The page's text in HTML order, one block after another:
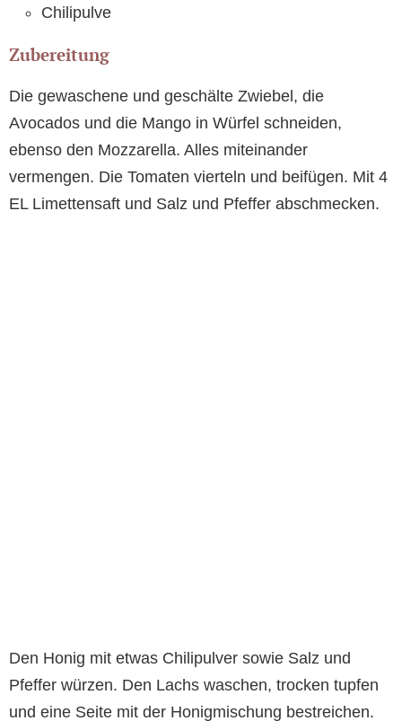
Chilipulve
Zubereitung
Die gewaschene und geschälte Zwiebel, die
Avocados und die Mango in Würfel schneiden,
ebenso den Mozzarella. Alles miteinander
vermengen. Die Tomaten vierteln und beifügen. Mit 4
EL Limettensaft und Salz und Pfeffer abschmecken.
Den Honig mit etwas Chilipulver sowie Salz und
Pfeffer würzen. Den Lachs waschen, trocken tupfen
und eine Seite mit der Honigmischung bestreichen.